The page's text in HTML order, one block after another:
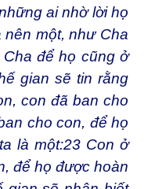
ai nhờ lời họ
nên một, như Cha
để họ cũng ở
gian sẽ tin rằng
con đã ban cho
cho con, để họ
là một:23Con ở
để họ được hoàn